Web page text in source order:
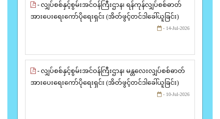
- လျှပ်စစ်နှင့်စွမ်းအင်ဝန်ကြီးဌာန၊ ရန်ကုန်လျှပ်စစ်ဓာတ်
အားပေးရေးကော်ပိုရေးရှင်း (အိတ်ဖွင့်တင်ဒါခေါ်ယူခြင်း)
- 14-Jul-2026
- လျှပ်စစ်နှင့်စွမ်းအင်ဝန်ကြီးဌာန၊ မန္တလေးလျှပ်စစ်ဓာတ်
အားပေးရေးကော်ပိုရေးရှင်း (အိတ်ဖွင့်တင်ဒါခေါ်ယူခြင်း)
- 10-Jul-2026